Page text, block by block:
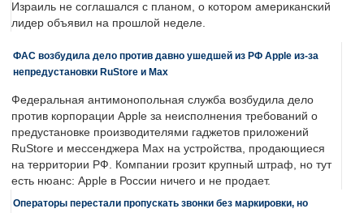
Израиль не соглашался с планом, о котором американский
лидер объявил на прошлой неделе.
ФАС возбудила дело против давно ушедшей из РФ Apple из-за
непредустановки RuStore и Max
Федеральная антимонопольная служба возбудила дело
против корпорации Apple за неисполнения требований о
предустановке производителями гаджетов приложений
RuStore и мессенджера Max на устройства, продающиеся
на территории РФ. Компании грозит крупный штраф, но тут
есть нюанс: Apple в России ничего и не продает.
Операторы перестали пропускать звонки без маркировки, но